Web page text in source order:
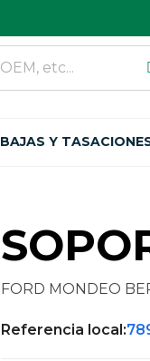
BAJAS Y
FORD MONDEO
Referencia local: